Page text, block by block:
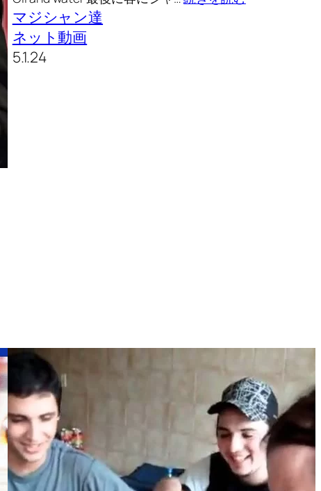
マジシャン達
ネット動画
5.1.24